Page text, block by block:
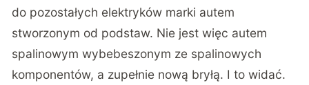
do pozostałych elektryków marki autem
stworzonym od podstaw. Nie jest więc autem
spalinowym wybebeszonym ze spalinowych
komponentów, a zupełnie nową bryłą. I to widać.